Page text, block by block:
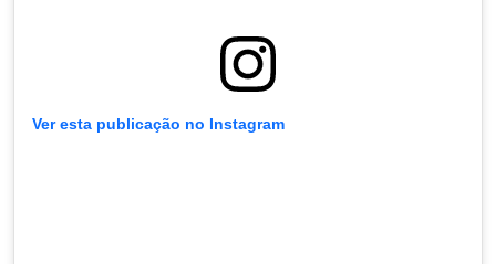
Ver esta publicação no Instagram